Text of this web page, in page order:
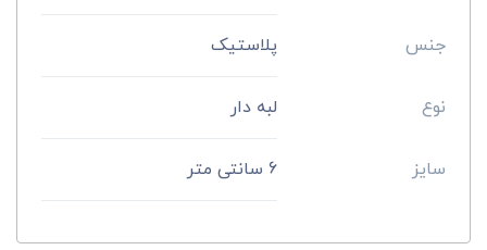
جنس پلاستیک
نوع لبه دار
سایز 6 سانتی متر